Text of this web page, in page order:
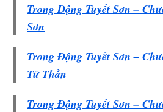
Trong Động Tuyết Sơn –
Sơn
Trong Động Tuyết Sơn –
Tử Thần
Trong Động Tuyết Sơn –